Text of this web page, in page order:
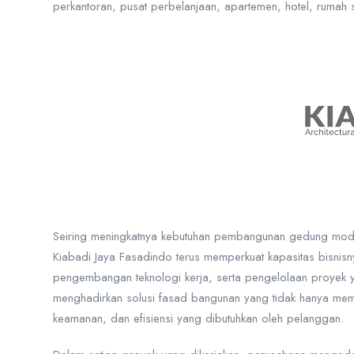
perkantoran, pusat perbelanjaan, apartemen, hotel,
Seiring meningkatnya kebutuhan pembangunan gedung
Kiabadi Jaya Fasadindo terus memperkuat kapasitas
pengembangan teknologi kerja, serta pengelolaan proyek
menghadirkan solusi fasad bangunan yang tidak hanya
keamanan, dan efisiensi yang dibutuhkan oleh pelanggan.